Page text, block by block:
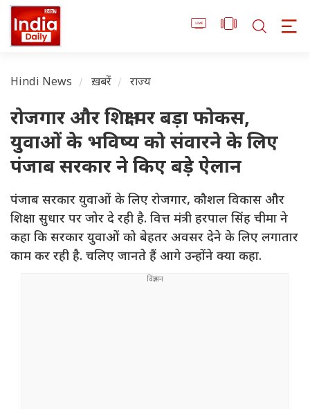
Hindi News ख़बरें राज्य
रोजगार और शिक्षा पर बड़ा फोकस,
युवाओं के भविष्य को संवारने के लिए
पंजाब सरकार ने किए बड़े ऐलान
पंजाब सरकार युवाओं के लिए रोजगार, कौशल विकास और
शिक्षा सुधार पर जोर दे रही है. वित्त मंत्री हरपाल सिंह चीमा ने
कहा कि सरकार युवाओं को बेहतर अवसर देने के लिए लगातार
काम कर रही है. चलिए जानते हैं आगे उन्होंने क्या कहा.